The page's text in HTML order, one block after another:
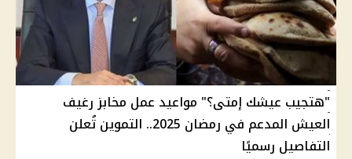
"هتجيب عيشك إمتى؟" مواعيد عمل مخابز رغيف
العيش المدعم في رمضان 2025.. التموين تُعلن
التفاصيل رسميًا